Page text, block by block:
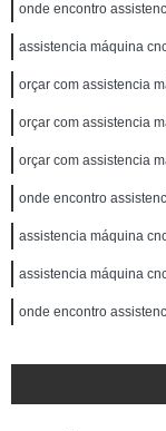
onde encontro
assistencia máquina
orçar com assistencia
orçar com assistencia
orçar com assistencia
onde encontro
assistencia máquina
assistencia máquina
onde encontro